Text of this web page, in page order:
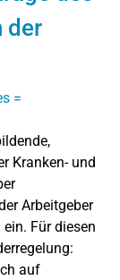
der
Kranken- und
Arbeitgeber
Für diesen
auf